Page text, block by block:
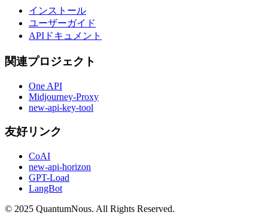
インストール
ユーザーガイド
APIドキュメント
関連プロジェクト
One API
Midjourney-Proxy
new-api-key-tool
友好リンク
CoAI
new-api-horizon
GPT-Load
LangBot
© 2025 QuantumNous. All Rights Reserved.